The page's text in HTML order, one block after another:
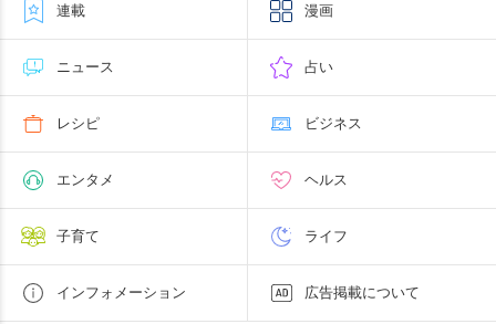
連載 漫画
ニュース 占い
レシピ ビジネス
エンタメ ヘルス
子育て ライフ
インフォメーション 広告掲載について